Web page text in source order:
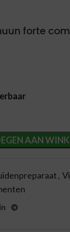
forte
AAN
,